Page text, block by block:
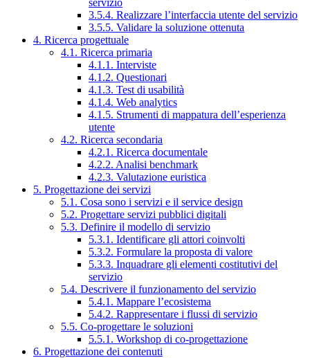
servizio
3.5.4. Realizzare l’interfaccia utente del servizio
3.5.5. Validare la soluzione ottenuta
4. Ricerca progettuale
4.1. Ricerca primaria
4.1.1. Interviste
4.1.2. Questionari
4.1.3. Test di usabilità
4.1.4. Web analytics
4.1.5. Strumenti di mappatura dell’esperienza
utente
4.2. Ricerca secondaria
4.2.1. Ricerca documentale
4.2.2. Analisi benchmark
4.2.3. Valutazione euristica
5. Progettazione dei servizi
5.1. Cosa sono i servizi e il service design
5.2. Progettare servizi pubblici digitali
5.3. Definire il modello di servizio
5.3.1. Identificare gli attori coinvolti
5.3.2. Formulare la proposta di valore
5.3.3. Inquadrare gli elementi costitutivi del
servizio
5.4. Descrivere il funzionamento del servizio
5.4.1. Mappare l’ecosistema
5.4.2. Rappresentare i flussi di servizio
5.5. Co-progettare le soluzioni
5.5.1. Workshop di co-progettazione
6. Progettazione dei contenuti